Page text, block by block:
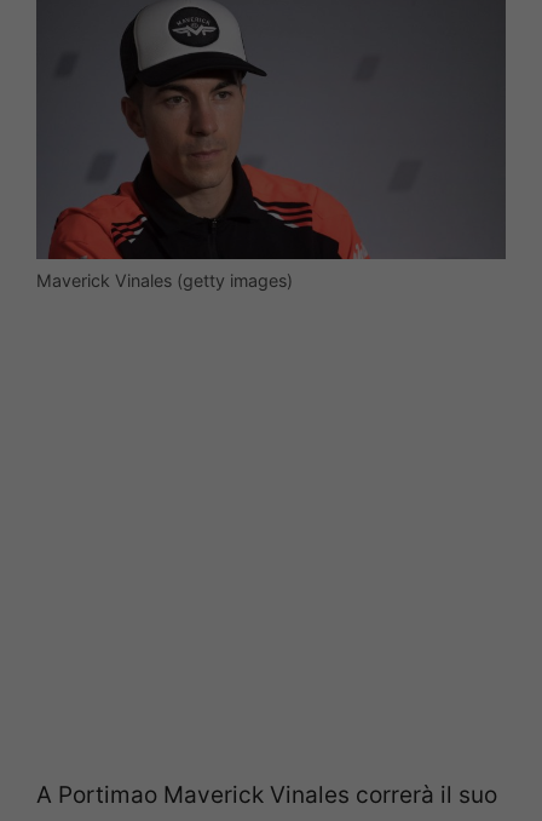
Maverick Vinales (getty images)
A Portimao Maverick Vinales correrà il suo